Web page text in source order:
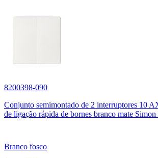
8200398-090
Conjunto semimontado de 2 interruptores 10
de ligação rápida de bornes branco mate
Branco fosco